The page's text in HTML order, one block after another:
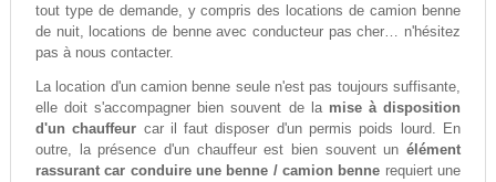
tout type de demande, y compris des locations de camion benne
de nuit, locations de benne avec conducteur pas cher… n'hésitez
pas à nous contacter.
La location d'un camion benne seule n'est pas toujours suffisante,
elle doit s'accompagner bien souvent de la mise à disposition
d'un chauffeur car il faut disposer d'un permis poids lourd. En
outre, la présence d'un chauffeur est bien souvent unélément
rassurant car conduire une benne / camion benne requiert une